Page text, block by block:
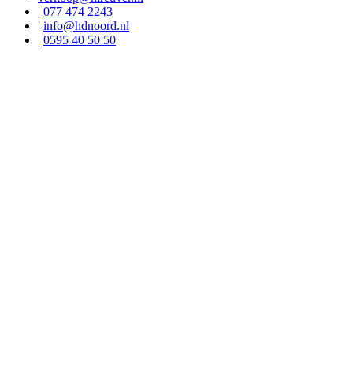
| 077 474 2243
| info@hdnoord.nl
| 0595 40 50 50